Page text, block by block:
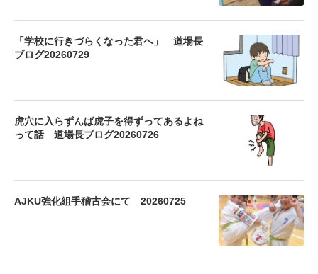
「学校に行きづらくなった君へ」 道場長
ブログ20260729
虎穴に入らずんば虎子を得ずってあるよね
って話 道場長ブログ20260726
AJKU強化組手稽古会にて 20260725